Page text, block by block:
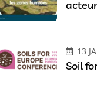
13
Soil